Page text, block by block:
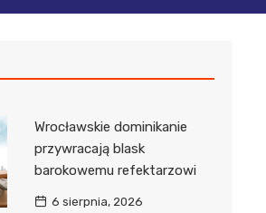
Wrocławskie dominikanie
przywracają blask
barokowemu refektarzowi
6 sierpnia, 2026